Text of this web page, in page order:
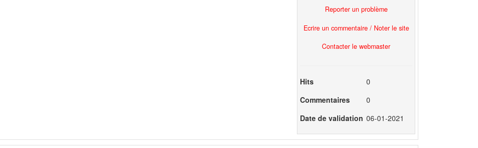
Reporter un problème
Ecrire un commentaire / Noter le site
Contacter le webmaster
Hits
0
Commentaires
0
Date de validation 06-01-2021